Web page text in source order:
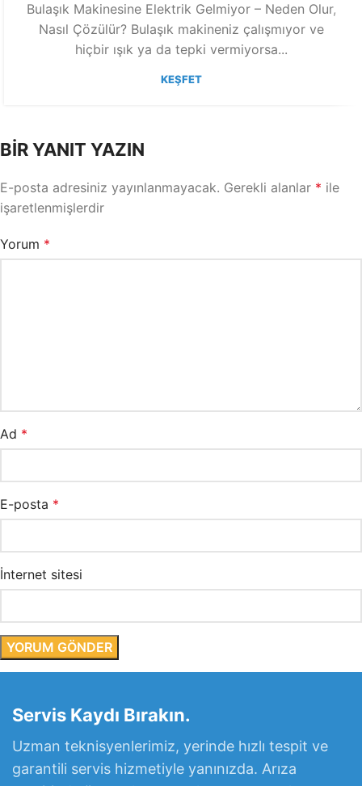
Bulaşık Makinesine Elektrik Gelmiyor – Neden Olur,
Nasıl Çözülür? Bulaşık makineniz çalışmıyor ve
hiçbir ışık ya da tepki vermiyorsa...
KEŞFET
BIR YANIT YAZIN
E-posta adresiniz yayınlanmayacak. Gerekli alanlar * ile
işaretlenmişlerdir
Yorum *
Ad *
E-posta *
İnternet sitesi
Servis Kaydı Bırakın.
Uzman teknisyenlerimiz, yerinde hızlı tespit ve
garantili servis hizmetiyle yanınızda. Arıza